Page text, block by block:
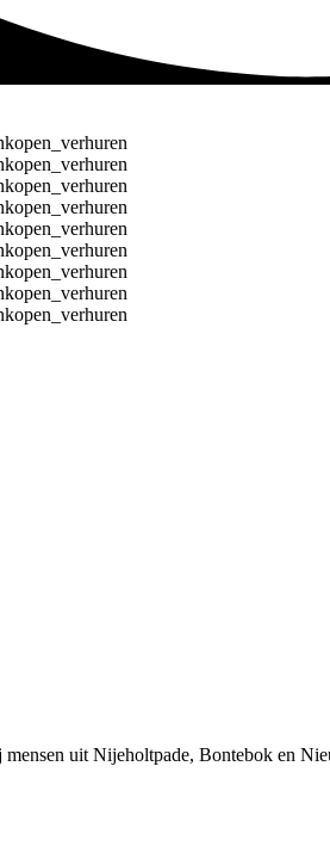
uit Nijeholtpade, Bontebok en